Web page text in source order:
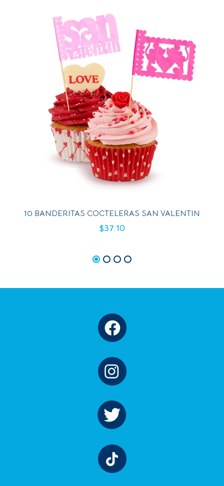
10 BANDERITAS COCTELERAS SAN VALENTIN
$37.10